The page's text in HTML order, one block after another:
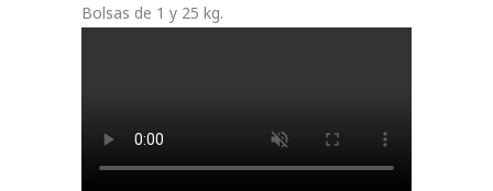
Bolsas de 1 y 25 kg.